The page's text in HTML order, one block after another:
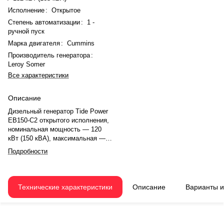
Исполнение : Открытое
Степень автоматизации :
1 -
ручной пуск
Марка двигателя : Cummins
Производитель генератора :
Leroy Somer
Все характеристики
Описание
Дизельный генератор Tide Power
EB150-C2 открытого исполнения,
номинальная мощность — 120
кВт (150 кВА), максимальная —
132 кВт (165 кВА). Двигатель
Cummins QSB6.7-G3, рядный, 6-
оборотов. Номинальная
мощность двигателя — 151 кВт.
Подробности
Технические характеристики Описание Варианты